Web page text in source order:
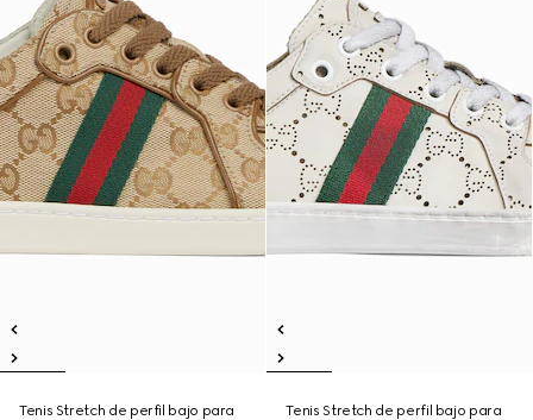
Tenis Stretch de perfil bajo para
Tenis Stretch de perfil bajo para